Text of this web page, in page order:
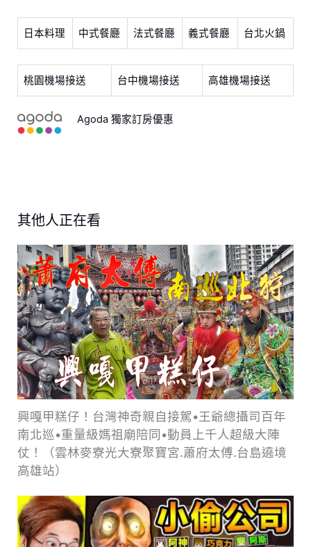
日本料理 中式餐廳 法式餐廳 義式餐廳 台北火鍋
桃園機場接送 台中機場接送 高雄機場接送
Agoda 獨家訂房優惠
其他人正在看
興嘎甲糕仔！台灣神奇親自接駕•王爺總攝司百年
南北巡•重量級媽祖廟陪同•動員上千人超級大陣
仗！（雲林麥寮光大寮聚寶宮.蕭府太傅.台島遶境
高雄站）